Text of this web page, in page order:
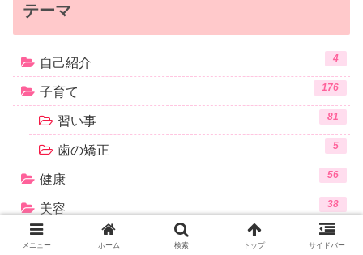
テーマ
自己紹介 4
子育て 176
習い事 81
歯の矯正 5
健康 56
美容 38
ダイエット 19
メニュー ホーム 検索 トップ サイドバー